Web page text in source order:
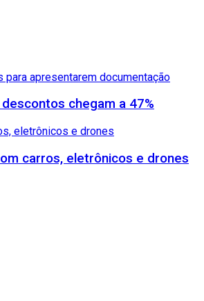
chegam a 47%
carros, eletrônicos e drones